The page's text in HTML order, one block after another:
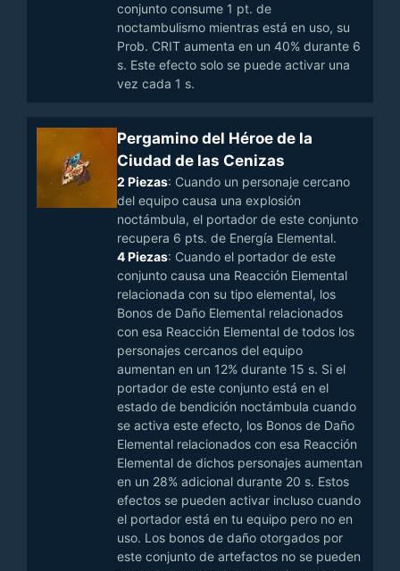
conjunto consume 1 pt. de
noctambulismo mientras está en uso, su
Prob. CRIT aumenta en un 40% durante 6
s. Este efecto solo se puede activar una
vez cada 1 s.
Pergamino del Héroe de la
Ciudad de las Cenizas
2 Piezas: Cuando un personaje cercano
del equipo causa una explosión
noctámbula, el portador de este conjunto
recupera 6 pts. de Energía Elemental.
4 Piezas: Cuando el portador de este
conjunto causa una Reacción Elemental
relacionada con su tipo elemental, los
Bonos de Daño Elemental relacionados
con esa Reacción Elemental de todos los
personajes cercanos del equipo
aumentan en un 12% durante 15 s. Si el
portador de este conjunto está en el
estado de bendición noctámbula cuando
se activa este efecto, los Bonos de Daño
Elemental relacionados con esa Reacción
Elemental de dichos personajes aumentan
en un 28% adicional durante 20 s. Estos
efectos se pueden activar incluso cuando
el portador está en tu equipo pero no en
uso. Los bonos de daño otorgados por
este conjunto de artefactos no se pueden